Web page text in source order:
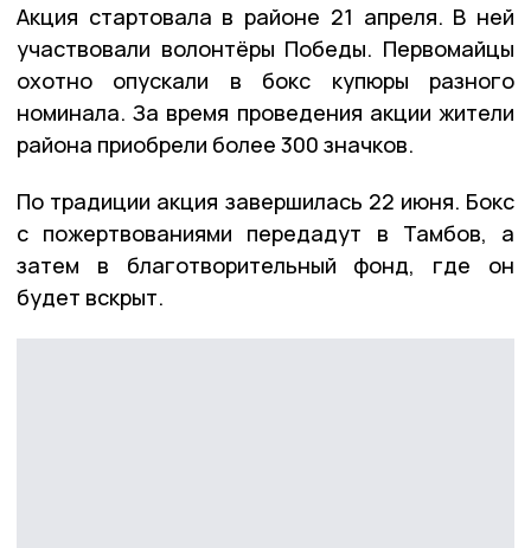
Акция стартовала в районе 21 апреля. В ней
участвовали волонтёры Победы. Первомайцы
охотно опускали в бокс купюры разного
номинала. За время проведения акции жители
района приобрели более 300 значков.
По традиции акция завершилась 22 июня. Бокс
с пожертвованиями передадут в Тамбов, а
затем в благотворительный фонд, где он
будет вскрыт.